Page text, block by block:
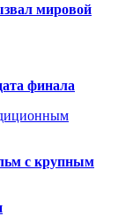
мировой
финала
с крупным